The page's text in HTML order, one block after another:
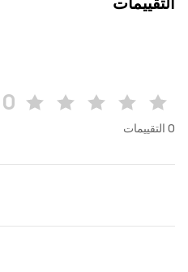
0 / 0
0 التقييمات